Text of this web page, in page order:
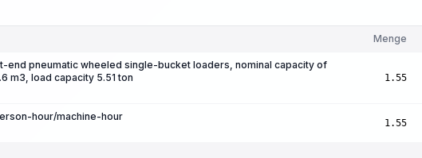
Menge
end pneumatic wheeled single-bucket loaders, nominal capacity of
m3, load capacity 5.51 ton
1.55
hour/machine-hour
1.55